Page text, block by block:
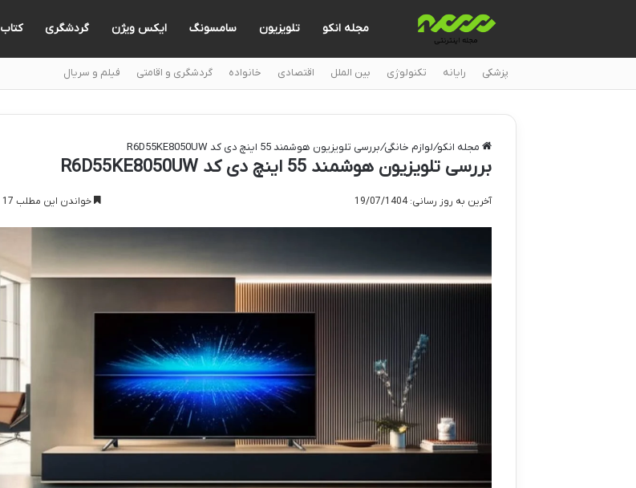
مجله انکو تلویزیون سامسونگ ایکس ویژن گردشگری کتاب
پزشکی رایانه تکنولوژی بین الملل اقتصادی خانواده گردشگری و اقامتی فیلم و سریال
مجله انکو/لوازم خانگی/بررسی تلویزیون هوشمند 55 اینچ دی کد R6D55KE8050UW
بررسی تلویزیون هوشمند 55 اینچ دی کد R6D55KE8050UW
آخرین به روز رسانی: 19/07/1404 خواندن این مطلب 17 دقیقه زمان میبرد